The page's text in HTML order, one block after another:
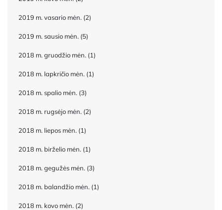
2019 m. vasario mėn. (2)
2019 m. sausio mėn. (5)
2018 m. gruodžio mėn. (1)
2018 m. lapkričio mėn. (1)
2018 m. spalio mėn. (3)
2018 m. rugsėjo mėn. (2)
2018 m. liepos mėn. (1)
2018 m. birželio mėn. (1)
2018 m. gegužės mėn. (3)
2018 m. balandžio mėn. (1)
2018 m. kovo mėn. (2)